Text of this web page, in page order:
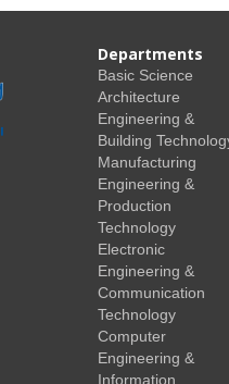
Departments
Basic Science
Architecture
Engineering &
Building
Manufacturing
Engineering &
Production
Technology
Electronic
Engineering &
Communication
Technology
Computer
Engineering &
Information